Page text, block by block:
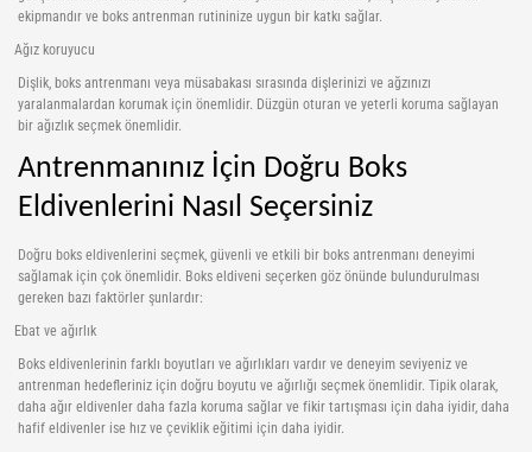
ekipmandır ve boks antrenman rutininize uygun bir katkı sağlar.
Ağız koruyucu
Dişlik, boks antrenmanı veya müsabakası sırasında dişlerinizi ve ağzınızı
yaralanmalardan korumak için önemlidir. Düzgün oturan ve yeterli koruma sağlayan
bir ağızlık seçmek önemlidir.
Antrenmanınız İçin Doğru Boks
Eldivenlerini Nasıl Seçersiniz
Doğru boks eldivenlerini seçmek, güvenli ve etkili bir boks antrenmanı deneyimi
sağlamak için çok önemlidir. Boks eldiveni seçerken göz önünde bulundurulması
gereken bazı faktörler şunlardır:
Ebat ve ağırlık
Boks eldivenlerinin farklı boyutları ve ağırlıkları vardır ve deneyim seviyeniz ve
antrenman hedefleriniz için doğru boyutu ve ağırlığı seçmek önemlidir. Tipik olarak,
daha ağır eldivenler daha fazla koruma sağlar ve fikir tartışması için daha iyidir, daha
hafif eldivenler ise hız ve çeviklik eğitimi için daha iyidir.